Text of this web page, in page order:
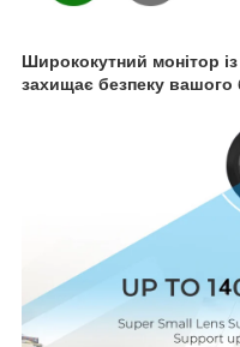
Ширококутний монітор
захищає безпеку вашого